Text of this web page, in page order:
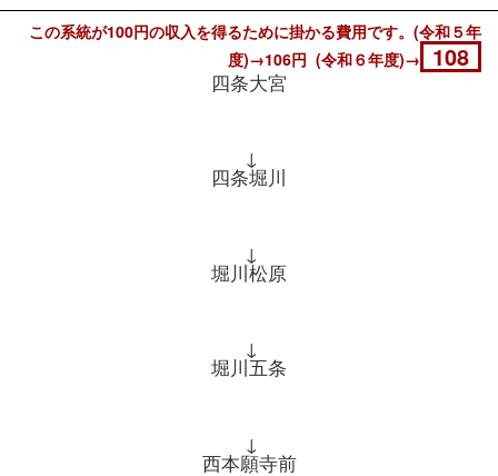
この系統が100円の収入を得るために掛かる費用です。(令和５年
度)→106円 (令和６年度)→
108
四条大宮
↓
四条堀川
↓
堀川松原
↓
堀川五条
↓
西本願寺前